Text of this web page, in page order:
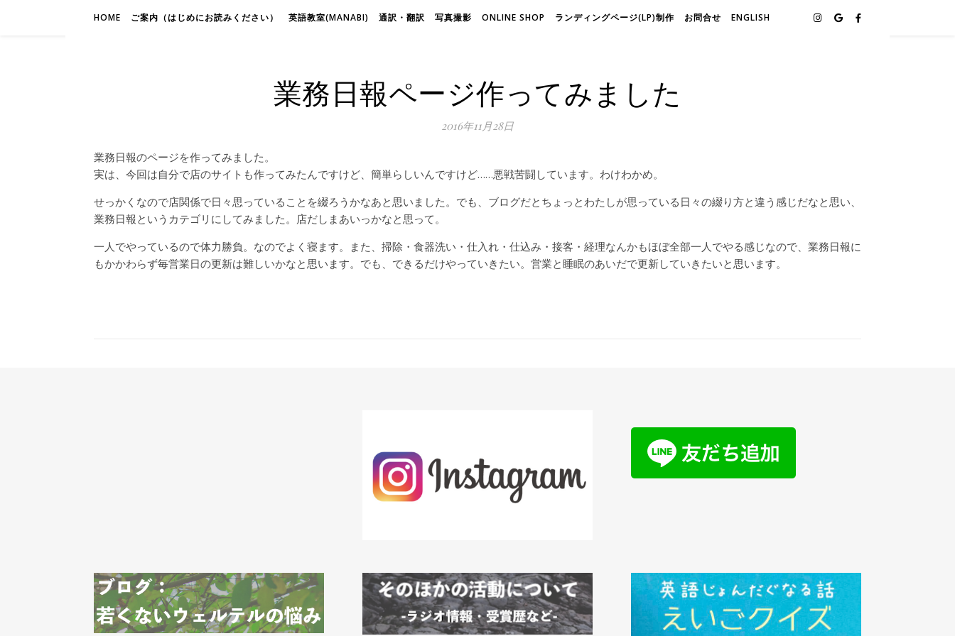
HOME ご案内（はじめにお読みください） 英語教室(MANABI) 通訳・翻訳 写真撮影 ONLINE SHOP ランディングページ(LP)制作 お問合せ ENGLISH
業務日報ページ作ってみました
2016年11月28日
業務日報のページを作ってみました。
実は、今回は自分で店のサイトも作ってみたんですけど、簡単らしいんですけど……悪戦苦闘しています。わけわかめ。
せっかくなので店関係で日々思っていることを綴ろうかなあと思いました。でも、ブログだとちょっとわたしが思っている日々の綴り方と違う感じだなと思い、
業務日報というカテゴリにしてみました。店だしまあいっかなと思って。
一人でやっているので体力勝負。なのでよく寝ます。また、掃除・食器洗い・仕入れ・仕込み・接客・経理なんかもほぼ全部一人でやる感じなので、業務日報に
もかかわらず毎営業日の更新は難しいかなと思います。でも、できるだけやっていきたい。営業と睡眠のあいだで更新していきたいと思います。